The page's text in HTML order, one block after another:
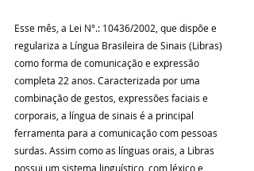
Esse mês, a Lei N°.: 10436/2002, que dispõe e
regulariza a Língua Brasileira de Sinais (Libras)
como forma de comunicação e expressão
completa 22 anos. Caracterizada por uma
combinação de gestos, expressões faciais e
corporais, a língua de sinais é a principal
ferramenta para a comunicação com pessoas
surdas. Assim como as línguas orais, a Libras
possui um sistema linguístico, com léxico e